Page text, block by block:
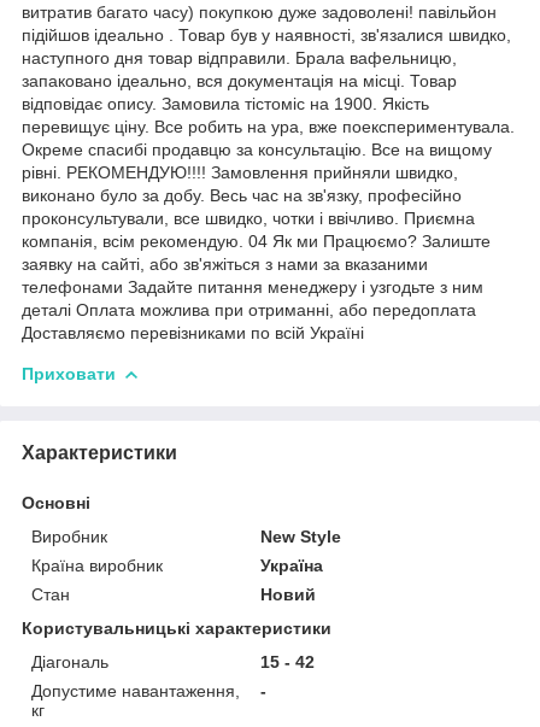
витратив багато часу) покупкою дуже задоволені! павільйон
підійшов ідеально . Товар був у наявності, зв'язалися швидко,
наступного дня товар відправили. Брала вафельницю,
запаковано ідеально, вся документація на місці. Товар
відповідає опису. Замовила тістоміс на 1900. Якість
перевищує ціну. Все робить на ура, вже поекспериментувала.
Окреме спасибі продавцю за консультацію. Все на вищому
рівні. РЕКОМЕНДУЮ!!!! Замовлення прийняли швидко,
виконано було за добу. Весь час на зв'язку, професійно
проконсультували, все швидко, чотки і ввічливо. Приємна
компанія, всім рекомендую. 04 Як ми Працюємо? Залиште
заявку на сайті, або зв'яжіться з нами за вказаними
телефонами Задайте питання менеджеру і узгодьте з ним
деталі Оплата можлива при отриманні, або передоплата
Доставляємо перевізниками по всій Україні
Приховати
Характеристики
Основні
Виробник
New Style
Країна виробник
Україна
Стан
Новий
Користувальницькі характеристики
Діагональ
15 - 42
Допустиме навантаження,
кг
-